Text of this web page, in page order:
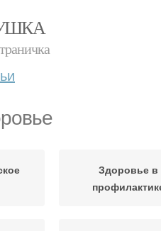
Здоровье в